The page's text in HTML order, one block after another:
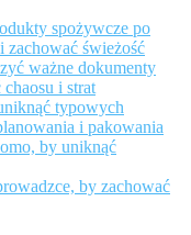
spożywcze po
zachować świeżość
ważne dokumenty
i strat
typowych
i pakowania
by uniknąć
by zachować